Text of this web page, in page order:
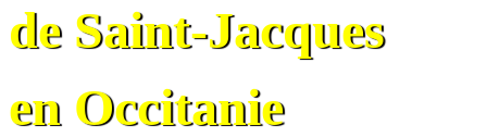
de Saint-Jacques
en Occitanie